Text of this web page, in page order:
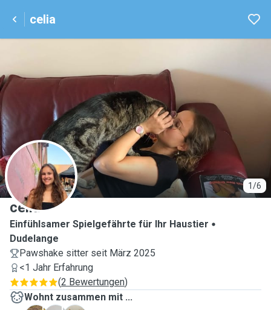
celia
1/6
C
celia
Einfühlsamer Spielgefährte für Ihr Haustier
Dudelange
Pawshake sitter seit März 2025
<1 Jahr Erfahrung
(2 Bewertungen)
Wohnt zusammen mit ...